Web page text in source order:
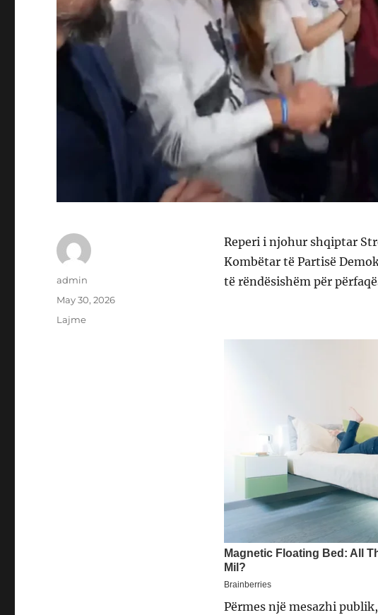
Reperi i njohur shqiptar
Kombëtar të Partisë
të rëndësishëm për
Përmes një mesazhi
Author
admin
Posted
May 30, 2026
Categories
Lajme